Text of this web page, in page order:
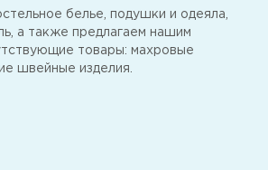
белье, подушки и одеяла,
а также предлагаем нашим
товары: махровые
швейные изделия.